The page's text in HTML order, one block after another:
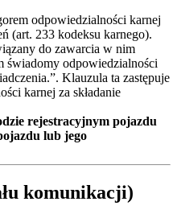
odpowiedzialności karnej
(art. 233 kodeksu karnego).
do zawarcia w nim
świadomy odpowiedzialności
Klauzula ta zastępuje
karnej za składanie
rejestracyjnym pojazdu
lub jego
komunikacji)